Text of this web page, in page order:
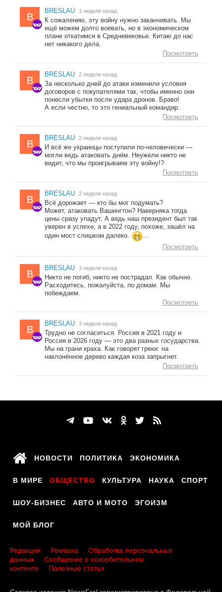
B
BRESLAU 1 неделя назад
К сожалению, эту войну нужно заканчивать. Мы
ещё можем долго воевать, но в экономическом
плане откатимся в Средневековье. Китаю до нас
нет никакого дела.
Посмотреть
B
BRESLAU 2 недели назад
За несколько дней до атаки изменили условия
договоров с покупателями так, чтобы именно они
понесли убытки после удара дронов. Браво!
А если честно, то это гениальный командир.
Посмотреть
B
BRESLAU 2 недели назад
И всё же украинцы поступили по-человечески —
могли ведь атаковать днём. Неужели никто не
видит, что мы проигрываем эту войну!?
Посмотреть
B
BRESLAU 2 недели назад
Всё дорожает — кто бы мог подумать?
Может, атаковать Вашингтон? Наверняка тогда
цены сразу упадут. А ведь наш президент был так
уверен в успехе, а в 2022 году, похоже, зашёл на
один мост слишком далеко.
...
Посмотреть
B
BRESLAU 3 недели назад
Никто не погиб, никто не пострадал. Как обычно.
Расходитесь, пожалуйста, по домам. Мы
побеждаем.
Посмотреть
B
BRESLAU 3 недели назад
Трудно не согласиться. Россия в 2021 году и
Россия в 2026 году — это два разных государства.
Мы на грани краха. Как говорят греки: на
наклонённое дерево каждая коза запрыгнет.
Посмотреть
НОВОСТИ ПОЛИТИКА ЭКОНОМИКА
В МИРЕ ОБЩЕСТВО КУЛЬТУРА НАУКА СПОРТ
ШОУ-БИЗНЕС АВТО И МОТО ЭГОИЗМ
МОЙ БЛОГ
Редакция Реклама
Обработка персональных
данных
Сообщение о оскорбительном
контенте
Полезные статьи